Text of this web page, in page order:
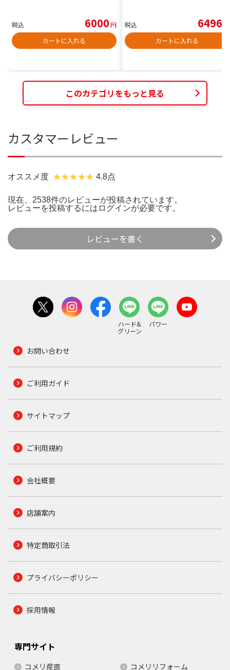
税込 6000円
カートに入れる
税込 6496
カートに入れる
このカテゴリをもっと見る
カスタマーレビュー
オススメ度 4.8点
現在、2538件のレビューが投稿されています。
レビューを投稿するには ログインが必要です。
レビューを書く
ハード&
グリーン
パワー
お問い合わせ
ご利用ガイド
サイトマップ
ご利用規約
会社概要
店舗案内
特定商取引法
プライバシーポリシー
採用情報
専門サイト
コメリ産直 コメリリフォーム